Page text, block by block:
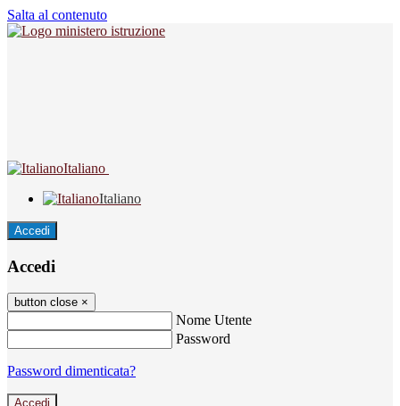
Salta al contenuto
Italiano
Italiano
Accedi
Accedi
button close ×
Nome Utente
Password
Password dimenticata?